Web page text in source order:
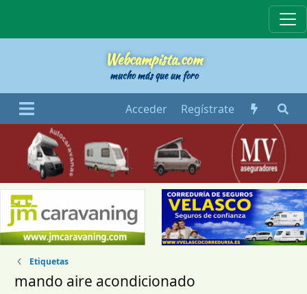
Webcampista.com
mucho más que un foro
Acceder Regístrate
Etiquetas
mando aire acondicionado